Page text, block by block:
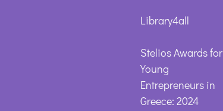
Library4all
Stelios Awards for
Young
Entrepreneurs in
Greece: 2024